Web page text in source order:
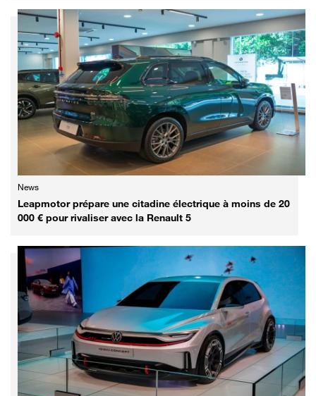
News
Leapmotor prépare une citadine électrique à moins de 20
000 € pour rivaliser avec la Renault 5